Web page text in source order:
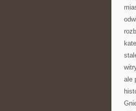
ale